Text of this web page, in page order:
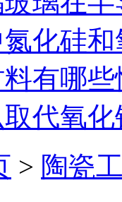
化硅
有哪
代氧化
> 陶瓷